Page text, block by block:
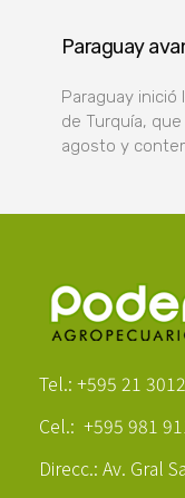
Paraguay
Paraguay inició
de Turquía,
agosto y
Tel.: +595 21
Cel.: +595 981
Direcc.: Av. Gral